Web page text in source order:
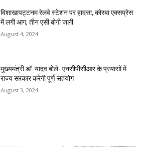
विशाखापट्टनम रेलवे स्टेशन पर हादसा, कोरबा एक्सप्रेस
में लगी आग, तीन एसी बोगी जली
August 4, 2024
मुख्यमंत्री डॉ. यादव बोले- एनसीपीसीआर के प्रयासों में
राज्य सरकार करेगी पूर्ण सहयोग
August 3, 2024